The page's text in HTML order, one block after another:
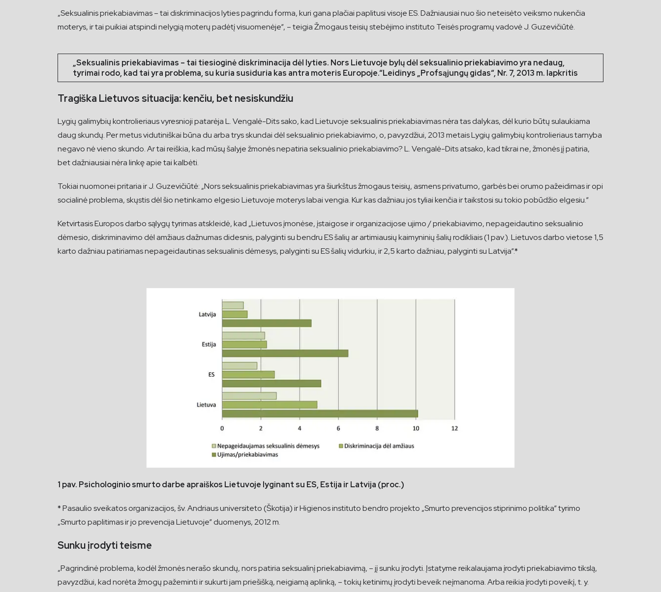
„Seksualinis priekabiavimas – tai diskriminacijos lyties pagrindu forma, kuri gana plačiai paplitusi visoje ES. Dažniausiai nuo šio neteisėto veiksmo nukenčia
moterys, ir tai puikiai atspindi nelygią moterų padėtį visuomenėje“, – teigia Žmogaus teisių stebėjimo instituto Teisės programų vadovė J. Guzevičiūtė.
„Seksualinis priekabiavimas – tai tiesioginė diskriminacija dėl lyties. Nors Lietuvoje bylų dėl seksualinio priekabiavimo yra nedaug,
tyrimai rodo, kad tai yra problema, su kuria susiduria kas antra moteris Europoje.“Leidinys „Profsąjungų gidas“, Nr. 7, 2013 m. lapkritis
Tragiška Lietuvos situacija: kenčiu, bet nesiskundžiu
Lygių galimybių kontrolieriaus vyresnioji patarėja L. Vengalė-Dits sako, kad Lietuvoje seksualinis priekabiavimas nėra tas dalykas, dėl kurio būtų sulaukiama
daug skundų. Per metus vidutiniškai būna du arba trys skundai dėl seksualinio priekabiavimo, o, pavyzdžiui, 2013 metais Lygių galimybių kontrolieriaus tarnyba
negavo nė vieno skundo. Ar tai reiškia, kad mūsų šalyje žmonės nepatiria seksualinio priekabiavimo? L. Vengalė-Dits atsako, kad tikrai ne, žmonės jį patiria,
bet dažniausiai nėra linkę apie tai kalbėti.
Tokiai nuomonei pritaria ir J. Guzevičiūtė: „Nors seksualinis priekabiavimas yra šiurkštus žmogaus teisių, asmens privatumo, garbės bei orumo pažeidimas ir opi
socialinė problema, skųstis dėl šio netinkamo elgesio Lietuvoje moterys labai vengia. Kur kas dažniau jos tyliai kenčia ir taikstosi su tokio pobūdžio elgesiu.“
Ketvirtasis Europos darbo sąlygų tyrimas atskleidė, kad „Lietuvos įmonėse, įstaigose ir organizacijose ujimo / priekabiavimo, nepageidautino seksualinio
dėmesio, diskriminavimo dėl amžiaus dažnumas didesnis, palyginti su bendru ES šalių ar artimiausių kaimyninių šalių rodikliais (1 pav.). Lietuvos darbo vietose 1,5
karto dažniau patiriamas nepageidautinas seksualinis dėmesys, palyginti su ES šalių vidurkiu, ir 2,5 karto dažniau, palyginti su Latvija“.*
1 pav. Psichologinio smurto darbe apraiškos Lietuvoje lyginant su ES, Estija ir Latvija (proc.)
* Pasaulio sveikatos organizacijos, šv. Andriaus universiteto (Škotija) ir Higienos instituto bendro projekto „Smurto prevencijos stiprinimo politika“ tyrimo
„Smurto paplitimas ir jo prevencija Lietuvoje“ duomenys, 2012 m.
Sunku įrodyti teisme
„Pagrindinė problema, kodėl žmonės nerašo skundų, nors patiria seksualinį priekabiavimą, – jį sunku įrodyti. Įstatyme reikalaujama įrodyti priekabiavimo tikslą,
pavyzdžiui, kad norėta žmogų pažeminti ir sukurti jam priešišką, neigiamą aplinką, – tokių ketinimų įrodyti beveik neįmanoma. Arba reikia įrodyti poveikį, t. y.